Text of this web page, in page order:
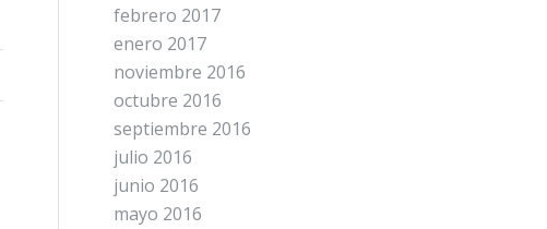
febrero 2017
enero 2017
noviembre 2016
octubre 2016
septiembre 2016
julio 2016
junio 2016
mayo 2016